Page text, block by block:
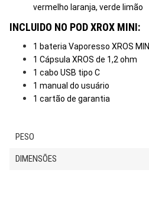
vermelho laranja, verde limão
INCLUIDO NO POD XROX MINI:
1 bateria Vaporesso XROS MINI
1 Cápsula XROS de 1,2 ohm
1 cabo USB tipo C
1 manual do usuário
1 cartão de garantia
PESO
DIMENSÕES